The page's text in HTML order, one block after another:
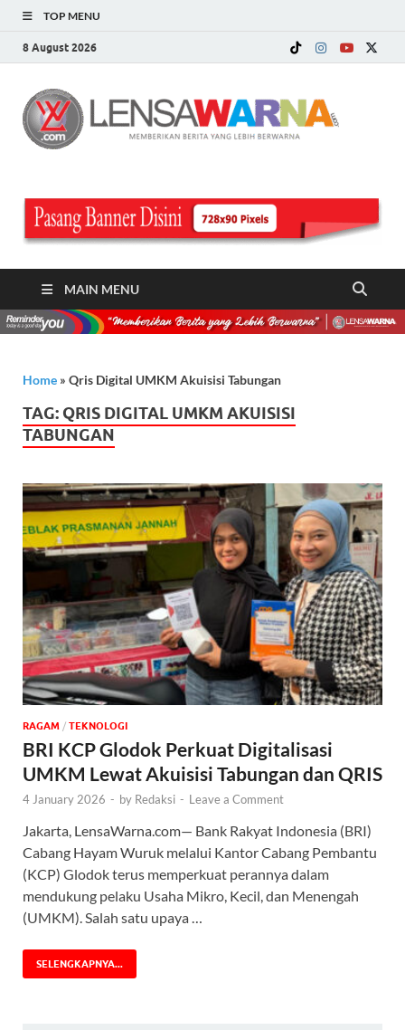
TOP MENU
8 August 2026
MAIN MENU
Home » Qris Digital UMKM Akuisisi Tabungan
TAG: QRIS DIGITAL UMKM AKUISISI
TABUNGAN
‎RAGAM / TEKNOLOGI
BRI KCP Glodok Perkuat Digitalisasi
UMKM Lewat Akuisisi Tabungan dan QRIS
4 January 2026 - by Redaksi - Leave a Comment
Jakarta, LensaWarna.com— Bank Rakyat Indonesia (BRI)
Cabang Hayam Wuruk melalui Kantor Cabang Pembantu
(KCP) Glodok terus memperkuat perannya dalam
mendukung pelaku Usaha Mikro, Kecil, dan Menengah
(UMKM). Salah satu upaya …
SELENGKAPNYA...